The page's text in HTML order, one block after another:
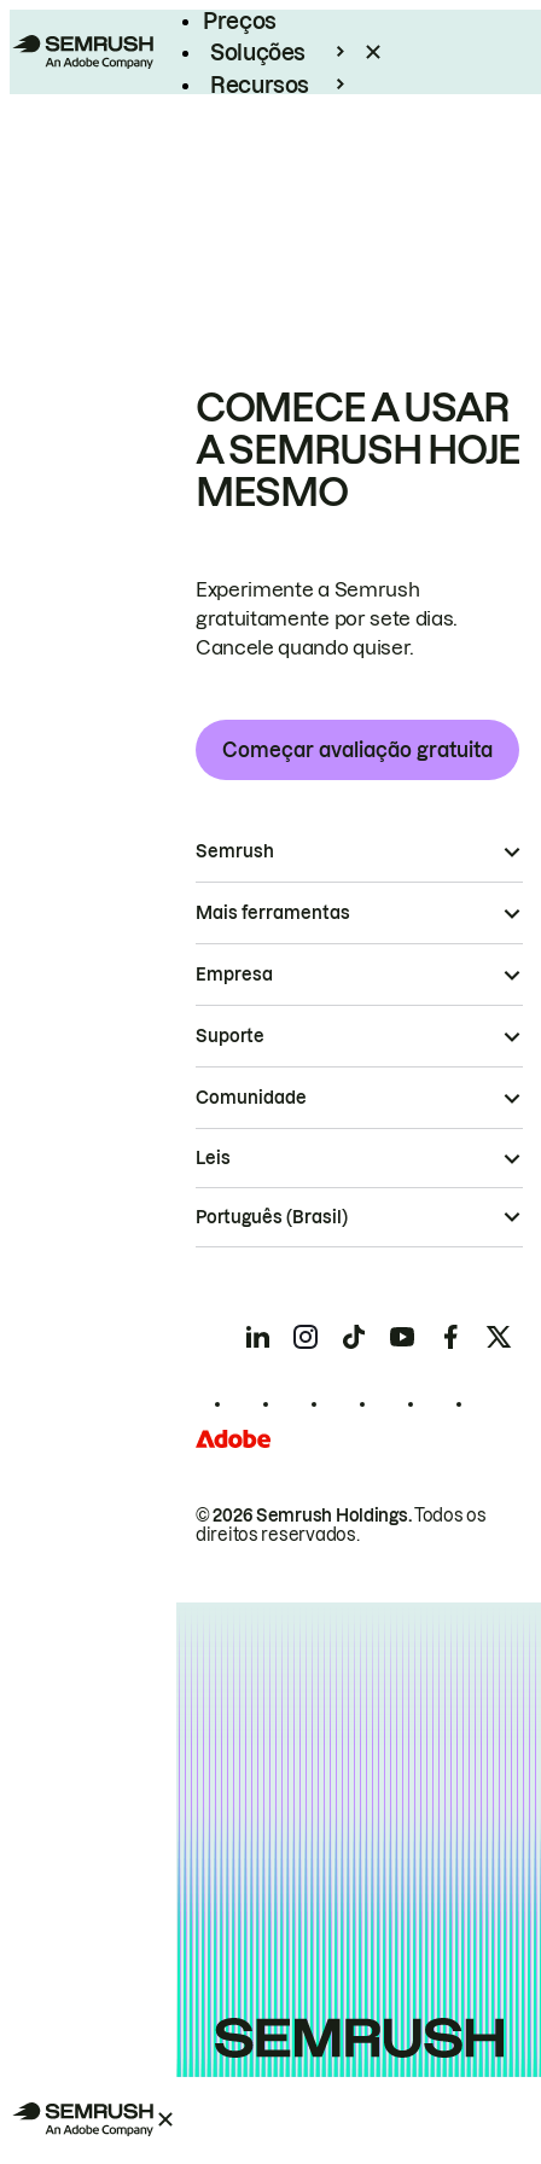
Preços
Soluções
Recursos
COMECE A USAR
A SEMRUSH HOJE
MESMO
Experimente a Semrush
gratuitamente por sete dias.
Cancele quando quiser.
Começar avaliação gratuita
Semrush
Mais ferramentas
Empresa
Suporte
Comunidade
© 2026 Semrush Holdings.Todos os
direitos reservados.
Leis
Português (Brasil)